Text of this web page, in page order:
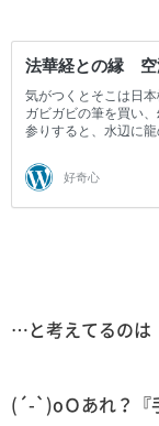
…と考えてるのは
(´-`)oＯあれ？『